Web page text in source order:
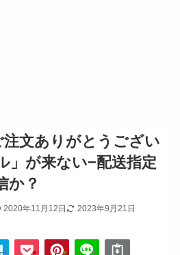
文ありがとうござい
」が来ない−配送指定
か？
2020年11月12日 2023年9月21日